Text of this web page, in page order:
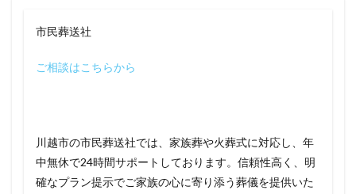
市民葬送社
ご相談はこちらから
川越市の市民葬送社では、家族葬や火葬式に対応し、年
中無休で24時間サポートしております。信頼性高く、明
確なプラン提示でご家族の心に寄り添う葬儀を提供いた